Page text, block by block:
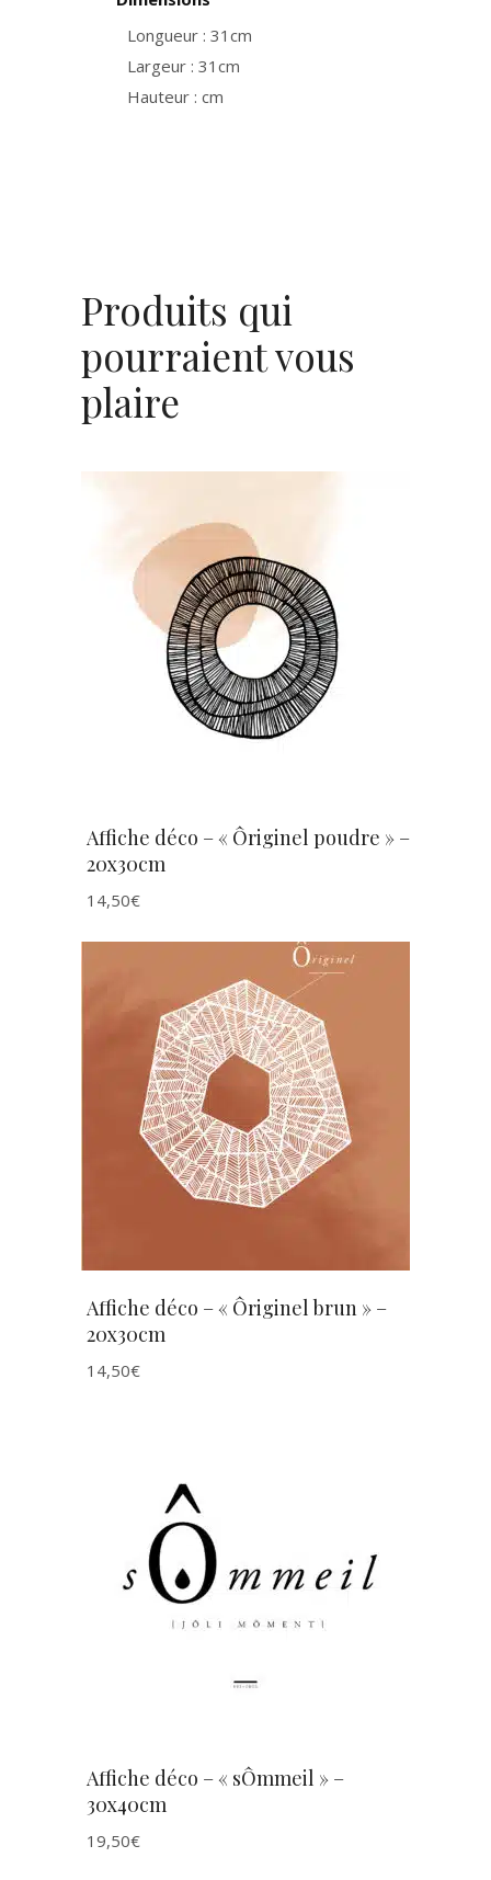
Longueur : 31cm
Largeur : 31cm
Hauteur : cm
Produits qui
pourraient vous
plaire
AJOUTER AU PANIER
Affiche déco – « Ôriginel poudre » –
20x30cm
14,50€
AJOUTER AU PANIER
Affiche déco – « Ôriginel brun » –
20x30cm
14,50€
AJOUTER AU PANIER
Affiche déco – « sÔmmeil » –
30x40cm
19,50€